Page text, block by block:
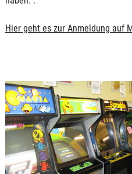
Hier geht es zur Anmeldung auf